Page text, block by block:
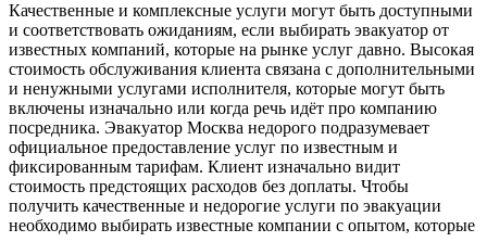
Качественные и комплексные услуги могут быть доступными
и соответствовать ожиданиям, если выбирать эвакуатор от
известных компаний, которые на рынке услуг давно. Высокая
стоимость обслуживания клиента связана с дополнительными
и ненужными услугами исполнителя, которые могут быть
включены изначально или когда речь идёт про компанию
посредника. Эвакуатор Москва недорого подразумевает
официальное предоставление услуг по известным и
фиксированным тарифам. Клиент изначально видит
стоимость предстоящих расходов без доплаты. Чтобы
получить качественные и недорогие услуги по эвакуации
необходимо выбирать известные компании с опытом, которые